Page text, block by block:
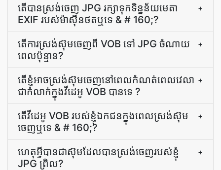
តើ​បាន​ស្រង់​ចេញ JPG រក្សា​ទុក​ទិន្នន័យ​មេតា
EXIF របស់​ម៉ាស៊ីន​ថត​ឬ​ទេ & # 160;?
+
តើ​ការ​ស្រង់​ស៊ុម​ចេញ​ពី VOB ទៅ JPG ចំណាយ​
ពេល​ប៉ុន្មាន​?
+
តើ​ខ្ញុំ​អាច​ស្រង់​ស៊ុម​ចេញ​នៅ​ពេល​កំណត់​ពេលវេលា​
ជាក់លាក់​ក្នុង​វីដេអូ VOB បាន​ទេ ?
+
តើ​វីដេអូ VOB របស់​ខ្ញុំ​ឯកជន​ក្នុង​ពេល​ស្រង់​ស៊ុម​
ចេញ​ឬ​ទេ & # 160;?
+
ហេតុ​អ្វី​បាន​ជា​ស៊ុម​ដែល​បាន​ស្រង់​ចេញ​របស់​ខ្ញុំ
JPG ព្រិល​?
+